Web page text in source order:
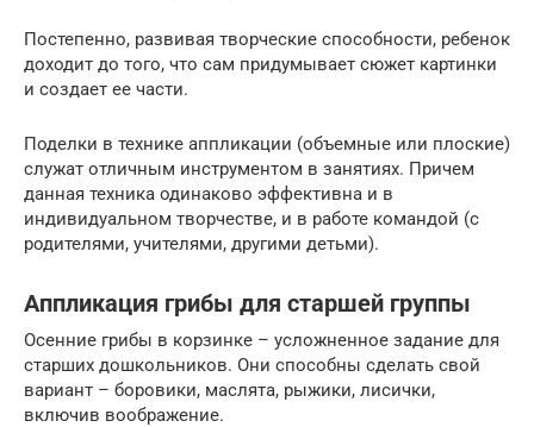
Постепенно, развивая творческие способности, ребенок
доходит до того, что сам придумывает сюжет картинки
и создает ее части.
Поделки в технике аппликации (объемные или плоские)
служат отличным инструментом в занятиях. Причем
данная техника одинаково эффективна и в
индивидуальном творчестве, и в работе командой (с
родителями, учителями, другими детьми).
Аппликация грибы для старшей группы
Осенние грибы в корзинке – усложненное задание для
старших дошкольников. Они способны сделать свой
вариант – боровики, маслята, рыжики, лисички,
включив воображение.